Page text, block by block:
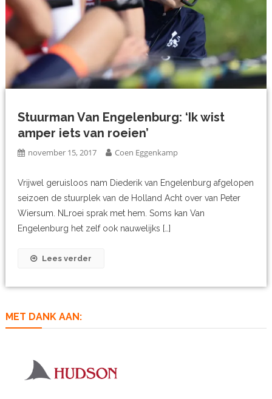
Stuurman Van Engelenburg: ‘Ik wist
amper iets van roeien’
november 15, 2017 Coen Eggenkamp
Vrijwel geruisloos nam Diederik van Engelenburg afgelopen
seizoen de stuurplek van de Holland Acht over van Peter
Wiersum. NLroei sprak met hem. Soms kan Van
Engelenburg het zelf ook nauwelijks […]
Lees verder
MET DANK AAN: